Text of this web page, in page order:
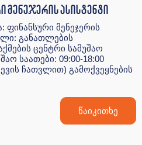
მენეჯერის ასისტენტი
ფინანსური მენეჯერის
განათლების
ცენტრი სამუშაო
საათები: 09:00-18:00
ჩათვლით) გამოქვეყნების
წაიკითხე